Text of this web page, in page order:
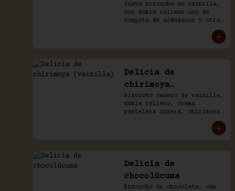
Suave bizcocho de vainilla,
con doble relleno uno de
compota de arándanos y otro
Delicia de
chirimoya
(vainilla)
Bizcocho casero de vainilla,
doble relleno, crema
pastelera casera, chirimoya,
naked de chantilly, decorado
Delicia de
chocolúcuma
Bizcocho de chocolate, con